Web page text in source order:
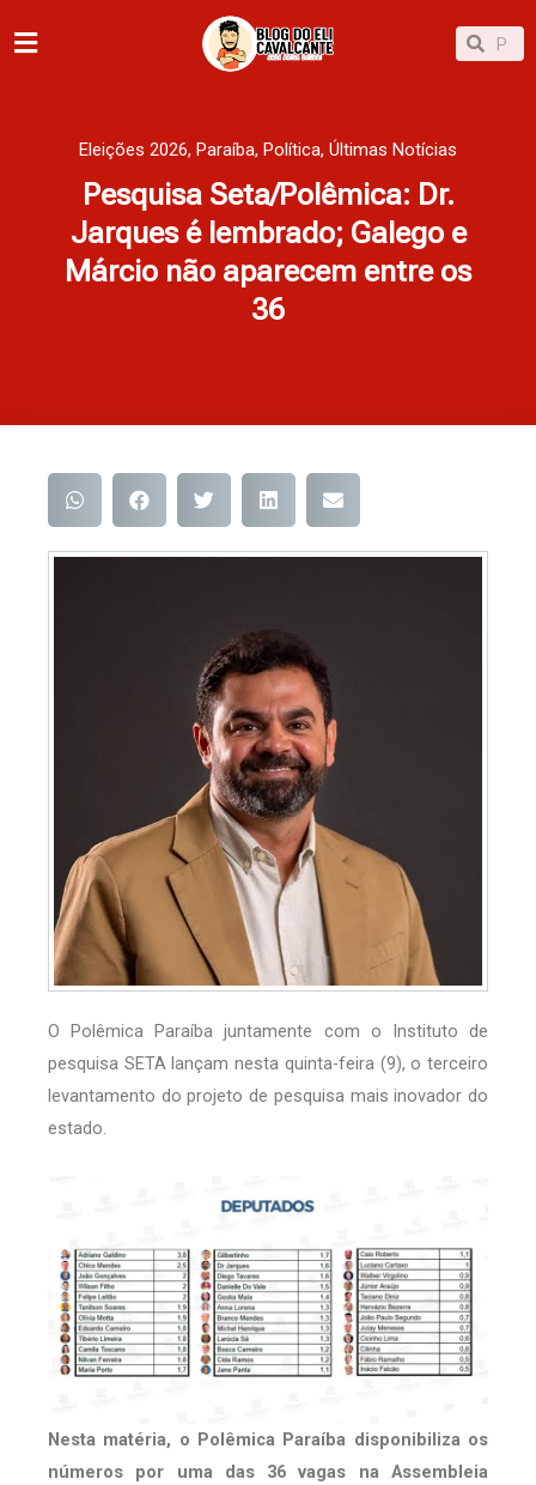
para
Pesquisar
Eleições 2026, Paraíba, Política, Últimas Notícias
Pesquisa Seta/Polêmica: Dr.
Jarques é lembrado; Galego e
Márcio não aparecem entre os
36
O Polêmica Paraíba juntamente com o Instituto de
pesquisa SETA lançam nesta quinta-feira (9), o terceiro
levantamento do projeto de pesquisa mais inovador do
estado.
Nesta matéria, o Polêmica Paraíba disponibiliza os
números por uma das 36 vagas na Assembleia